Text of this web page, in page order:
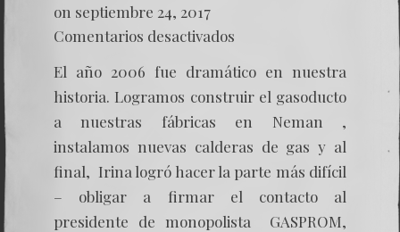
on septiembre 24, 2017
Comentarios desactivados
fábricas
El año 2006 fue dramático en nuestra
historia. Logramos construir el gasoducto
a nuestras fábricas en Neman ,
instalamos nuevas calderas de gas y al
final, Irina logró hacer la parte más difícil
– obligar a firmar el contacto al
presidente de monopolista GASPROM,